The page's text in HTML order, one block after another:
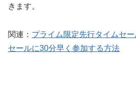
きます。
関連： プライム限定先行タイムセ
セールに30分早く参加する方法